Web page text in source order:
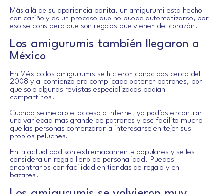
Más allá de su apariencia bonita, un amigurumi esta hecho
con cariño y es un proceso que no puede automatizarse, por
eso se considera que son regalos que vienen del corazón.
Los amigurumis también llegaron a
México
En México los amigurumis se hicieron conocidos cerca del
2008 y al comienzo era complicado obtener patrones, por
que solo algunas revistas especializadas podían
compartirlos.
Cuando se mejoro el acceso a internet ya podías encontrar
una variedad mas grande de patrones y eso facilito mucho
que las personas comenzaran a interesarse en tejer sus
propios peluches.
En la actualidad son extremadamente populares y se les
considera un regalo lleno de personalidad. Puedes
encontrarlos con facilidad en tiendas de regalo y en
bazares.